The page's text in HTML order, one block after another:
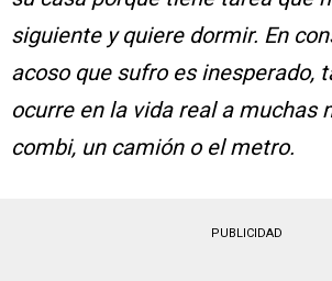
siguiente y quiere dormir. En
acoso que sufro es inesperado,
ocurre en la vida real a muchas
combi, un camión o el metro.
PUBLICIDAD